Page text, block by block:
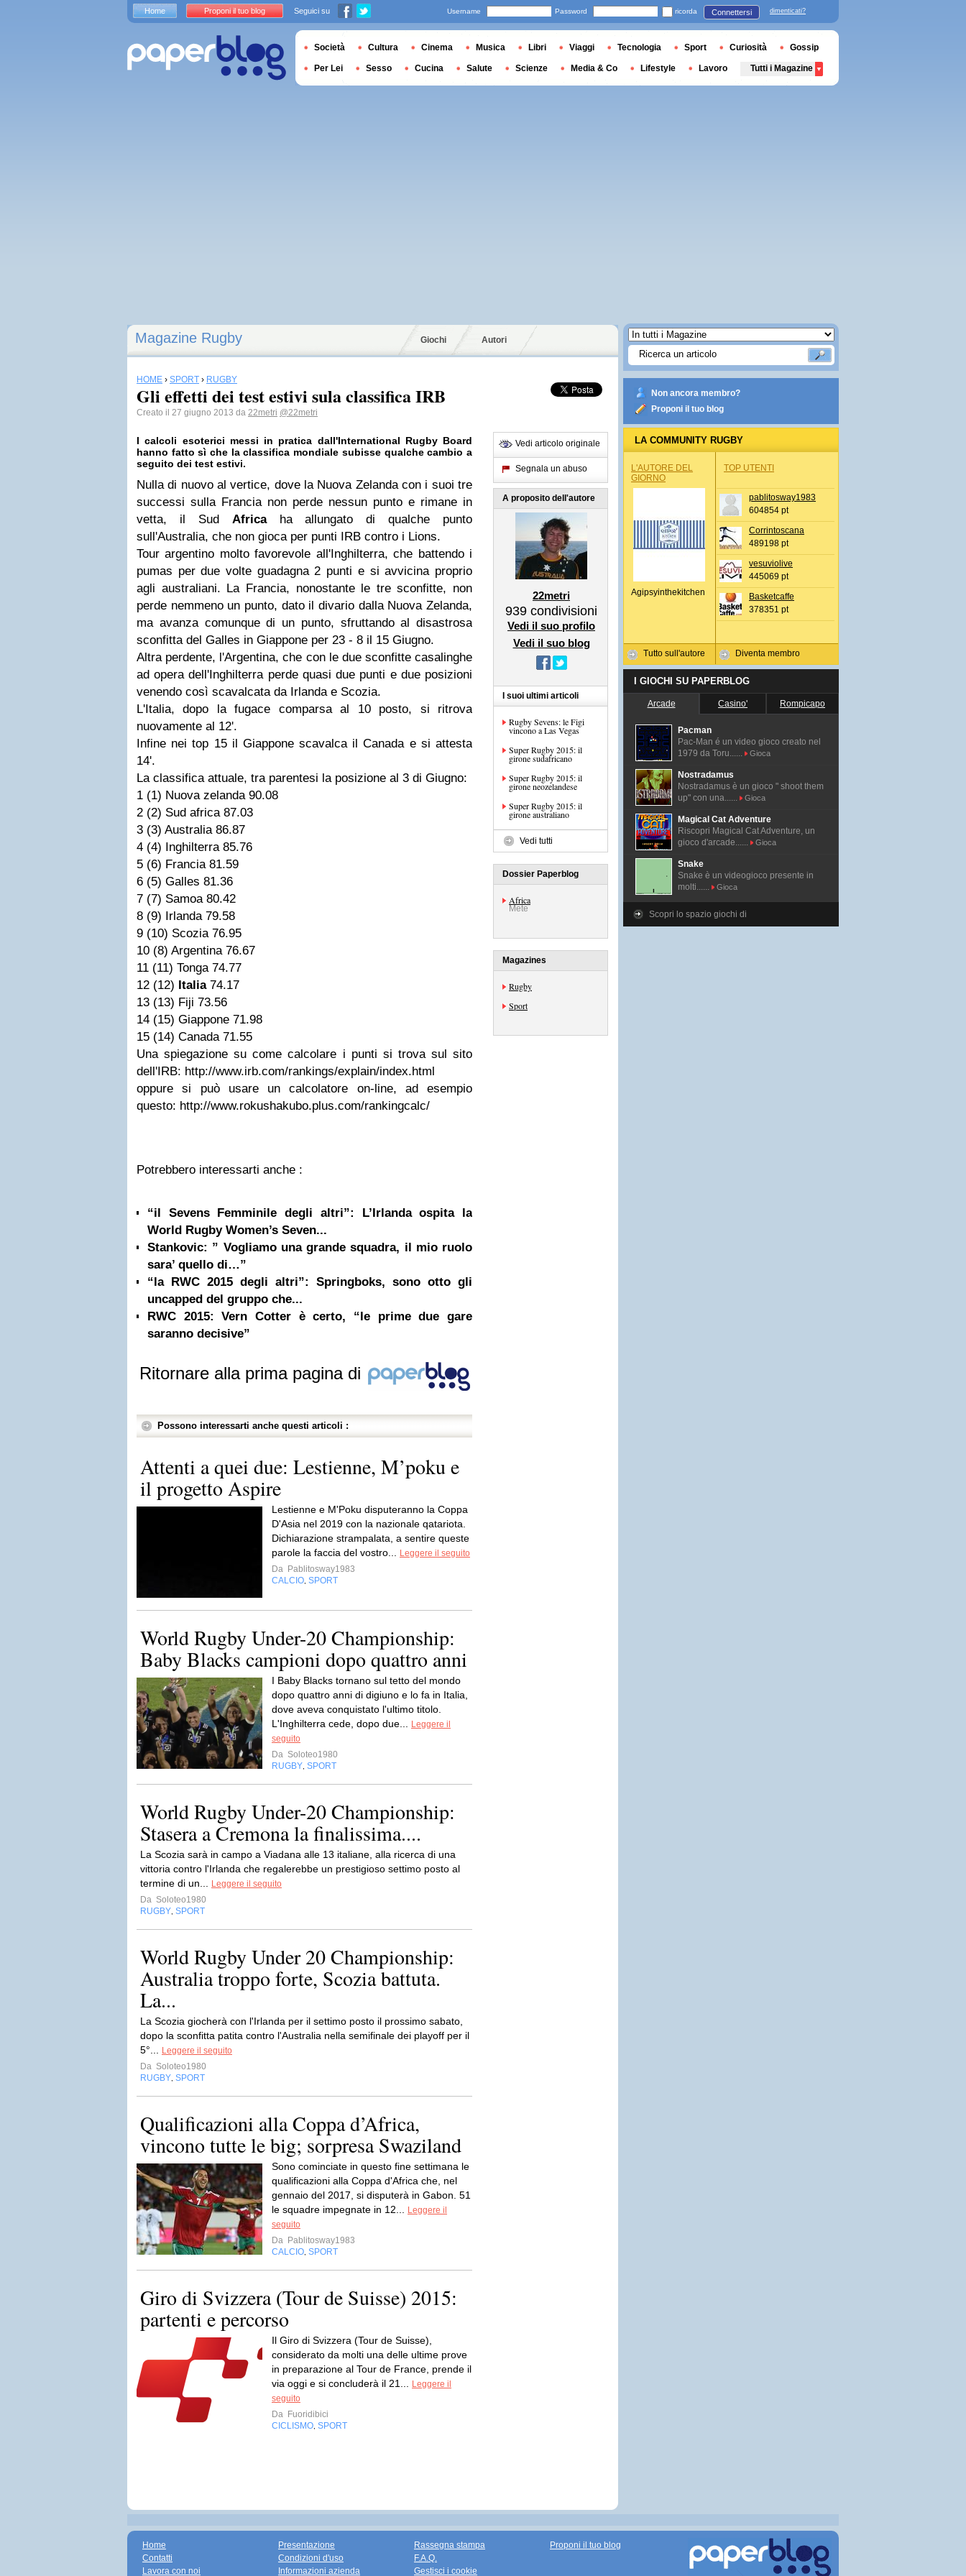
Magazine Rugby Giochi Autori
HOME › SPORT › RUGBY
Gli effetti dei test estivi sula classifica IRB
Creato il 27 giugno 2013 da 22metri @22metri
I calcoli esoterici messi in pratica dall'International Rugby Board
hanno fatto sì che la classifica mondiale subisse qualche cambio a
seguito dei test estivi.
Nulla di nuovo al vertice, dove la Nuova Zelanda con i suoi tre
successi sulla Francia non perde nessun punto e rimane in
vetta, il Sud Africaha allungato di qualche punto
sull'Australia, che non gioca per punti IRB contro i Lions.
Tour argentino molto favorevole all'Inghilterra, che battendo i
pumas per due volte guadagna 2 punti e si avvicina proprio
agli australiani. La Francia, nonostante le tre sconfitte, non
perde nemmeno un punto, dato il divario dalla Nuova Zelanda,
ma avanza comunque di un punto, sfruttando al disastrosa
sconfitta del Galles in Giappone per 23 - 8 il 15 Giugno.
Altra perdente, l'Argentina, che con le due sconfitte casalinghe
ad opera dell'Inghilterra perde quasi due punti e due posizioni
venendo così scavalcata da Irlanda e Scozia.
L'Italia, dopo la fugace comparsa al 10 posto, si ritrova
nuovamente al 12'.
Infine nei top 15 il Giappone scavalca il Canada e si attesta
14'.
La classifica attuale, tra parentesi la posizione al 3 di Giugno:
1 (1) Nuova zelanda 90.08
2 (2) Sud africa 87.03
3 (3) Australia 86.87
4 (4) Inghilterra 85.76
5 (6) Francia 81.59
6 (5) Galles 81.36
7 (7) Samoa 80.42
8 (9) Irlanda 79.58
9 (10) Scozia 76.95
10 (8) Argentina 76.67
11 (11) Tonga 74.77
12 (12) Italia 74.17
13 (13) Fiji 73.56
14 (15) Giappone 71.98
15 (14) Canada 71.55
Una spiegazione su come calcolare i punti si trova sul sito
dell'IRB: http://www.irb.com/rankings/explain/index.html
oppure si può usare un calcolatore on-line, ad esempio
questo: http://www.rokushakubo.plus.com/rankingcalc/
Potrebbero interessarti anche :
“il Sevens Femminile degli altri”: L’Irlanda ospita la
World Rugby Women’s Seven...
Stankovic: ” Vogliamo una grande squadra, il mio ruolo
sara’ quello di…”
“la RWC 2015 degli altri”: Springboks, sono otto gli
uncapped del gruppo che...
RWC 2015: Vern Cotter è certo, “le prime due gare
saranno decisive”
Ritornare alla prima pagina di
Possono interessarti anche questi articoli :
Attenti a quei due: Lestienne, M’poku e
il progetto Aspire
Lestienne e M'Poku disputeranno la Coppa
D'Asia nel 2019 con la nazionale qatariota.
Dichiarazione strampalata, a sentire queste
parole la faccia del vostro...
Leggere il seguito
Da Pablitosway1983
CALCIO SPORT
World Rugby Under-20 Championship:
Baby Blacks campioni dopo quattro anni
I Baby Blacks tornano sul tetto del mondo
dopo quattro anni di digiuno e lo fa in Italia,
dove aveva conquistato l'ultimo titolo.
L'Inghilterra cede, dopo due...
Leggere il
seguito
Da Soloteo1980
RUGBY SPORT
World Rugby Under-20 Championship:
Stasera a Cremona la finalissima....
La Scozia sarà in campo a Viadana alle 13 italiane, alla ricerca di una
vittoria contro l'Irlanda che regalerebbe un prestigioso settimo posto al
termine di un...
Leggere il seguito
Da Soloteo1980
RUGBY SPORT
World Rugby Under 20 Championship:
Australia troppo forte, Scozia battuta.
La...
La Scozia giocherà con l'Irlanda per il settimo posto il prossimo sabato,
dopo la sconfitta patita contro l'Australia nella semifinale dei playoff per il
5°...
Leggere il seguito
Da Soloteo1980
RUGBY SPORT
Qualificazioni alla Coppa d’Africa,
vincono tutte le big; sorpresa Swaziland
Sono cominciate in questo fine settimana le
qualificazioni alla Coppa d'Africa che, nel
gennaio del 2017, si disputerà in Gabon. 51
le squadre impegnate in 12...
Leggere il
seguito
Da Pablitosway1983
CALCIO SPORT
Giro di Svizzera (Tour de Suisse) 2015:
partenti e percorso
Il Giro di Svizzera (Tour de Suisse),
considerato da molti una delle ultime prove
in preparazione al Tour de France, prende il
via oggi e si concluderà il 21...
Leggere il
seguito
Da Fuoridibici
CICLISMO SPORT
Vedi articolo originale
Segnala un abuso
A proposito dell'autore
22metri
939 condivisioni
Vedi il suo profilo
Vedi il suo blog
I suoi ultimi articoli
Rugby Sevens: le Figi
vincono a Las Vegas
Super Rugby 2015: il
girone sudafricano
Super Rugby 2015: il
girone neozelandese
Super Rugby 2015: il
girone australiano
Vedi tutti
Dossier Paperblog
Africa
Mete
Magazines
Rugby
Sport
Non ancora membro?
Proponi il tuo blog
LA COMMUNITY RUGBY
L'AUTORE DEL
GIORNO
Agipsyinthekitchen
Tutto sull'autore
TOP UTENTI
pablitosway1983
604854 pt
Corrintoscana
489198 pt
vesuviolive
445069 pt
Basketcaffe
378351 pt
Diventa membro
I GIOCHI SU PAPERBLOG
Arcade Casino' Rompicapo
Pacman
Pac-Man é un video gioco creato nel
1979 da Toru......
Gioca
Nostradamus
Nostradamus è un gioco " shoot them
up" con una......
Gioca
Magical Cat Adventure
Riscopri Magical Cat Adventure, un
gioco d'arcade......
Gioca
Snake
Snake è un videogioco presente in
molti......
Gioca
Scopri lo spazio giochi di
Home Proponi il tuo blog Seguici su Username Password ricorda Connettersi dimenticati?
Società Cultura Cinema Musica Libri Viaggi Tecnologia Sport Curiosità Gossip
Per Lei Sesso Cucina Salute Scienze Media & Co Lifestyle Lavoro Tutti i Magazine
Home
Contatti
Lavora con noi
Presentazione
Condizioni d'uso
Informazioni azienda
Rassegna stampa
F.A.Q.
Gestisci i cookie
Proponi il tuo blog